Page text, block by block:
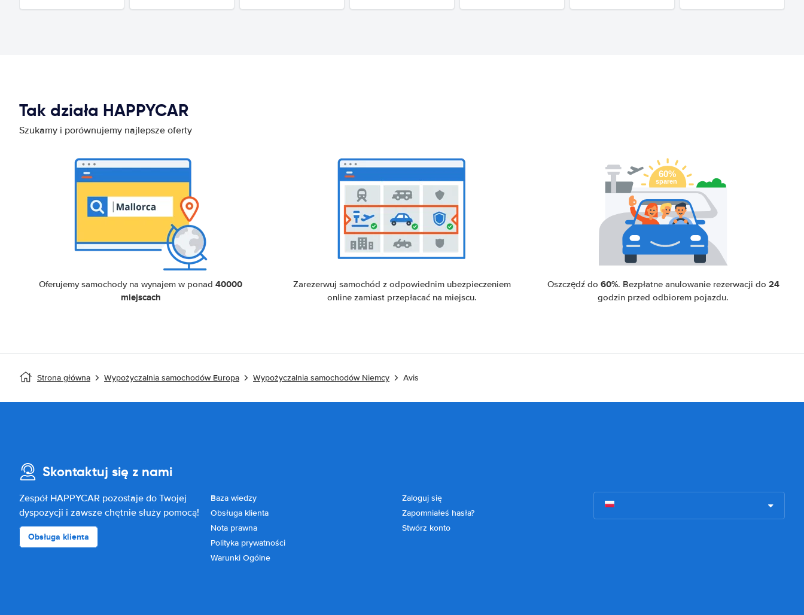
Tak działa HAPPYCAR
Szukamy i porównujemy najlepsze oferty
Oferujemy samochody na wynajem w ponad40000
miejscach
Zarezerwuj samochód z odpowiednim ubezpieczeniem
online zamiast przepłacać na miejscu.
Oszczędź do 60%. Bezpłatne anulowanie rezerwacji do 24
godzin przed odbiorem pojazdu.
Strona główna Wypożyczalnia samochodów Europa Wypożyczalnia samochodów Niemcy Avis
Skontaktuj się z nami
Zespół HAPPYCAR pozostaje do Twojej
dyspozycji i zawsze chętnie służy pomocą!
Obsługa klienta
Baza wiedzy
Obsługa klienta
Nota prawna
Polityka prywatności
Warunki Ogólne
Zaloguj się
Zapomniałeś hasła?
Stwórz konto